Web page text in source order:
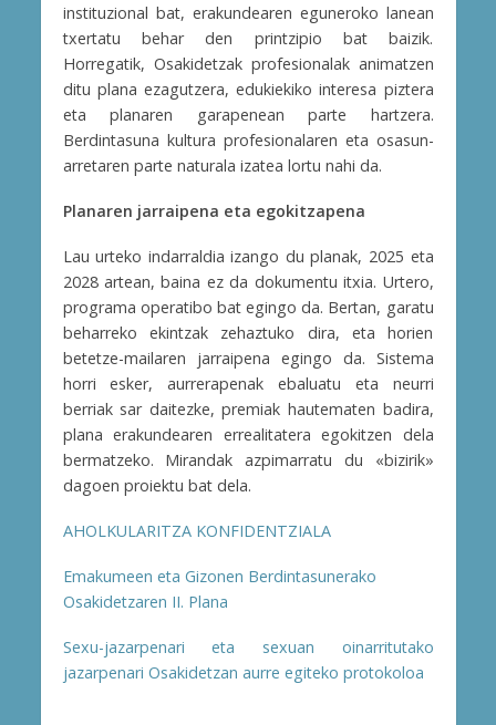
instituzional bat, erakundearen eguneroko lanean
txertatu behar den printzipio bat baizik.
Horregatik, Osakidetzak profesionalak animatzen
ditu plana ezagutzera, edukiekiko interesa piztera
eta planaren garapenean parte hartzera.
Berdintasuna kultura profesionalaren eta osasun-
arretaren parte naturala izatea lortu nahi da.
Planaren jarraipena eta egokitzapena
Lau urteko indarraldia izango du planak, 2025 eta
2028 artean, baina ez da dokumentu itxia. Urtero,
programa operatibo bat egingo da. Bertan, garatu
beharreko ekintzak zehaztuko dira, eta horien
betetze-mailaren jarraipena egingo da. Sistema
horri esker, aurrerapenak ebaluatu eta neurri
berriak sar daitezke, premiak hautematen badira,
plana erakundearen errealitatera egokitzen dela
bermatzeko. Mirandak azpimarratu du «bizirik»
dagoen proiektu bat dela.
AHOLKULARITZA KONFIDENTZIALA
Emakumeen eta Gizonen Berdintasunerako
Osakidetzaren II. Plana
Sexu-jazarpenari eta sexuan oinarritutako
jazarpenari Osakidetzan aurre egiteko protokoloa